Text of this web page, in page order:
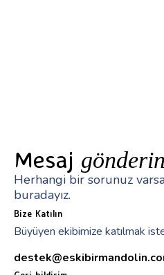
Mesaj
Herhangi bir sorunuz
buradayız.
Bize Katılın
Büyüyen ekibimize katılmak